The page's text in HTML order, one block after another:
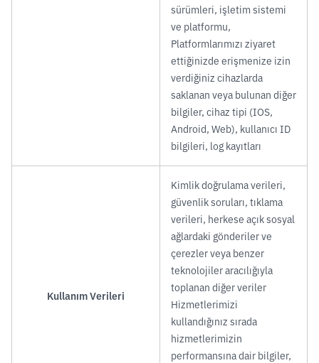
sürümleri, işletim sistemi
ve platformu,
Platformlarımızı ziyaret
ettiğinizde erişmenize izin
verdiğiniz cihazlarda
saklanan veya bulunan diğer
bilgiler, cihaz tipi (IOS,
Android, Web), kullanıcı ID
bilgileri, log kayıtları
Kullanım Verileri
Kimlik doğrulama verileri,
güvenlik soruları, tıklama
verileri, herkese açık sosyal
ağlardaki gönderiler ve
çerezler veya benzer
teknolojiler aracılığıyla
toplanan diğer veriler
Hizmetlerimizi
kullandığınız sırada
hizmetlerimizin
performansına dair bilgiler,